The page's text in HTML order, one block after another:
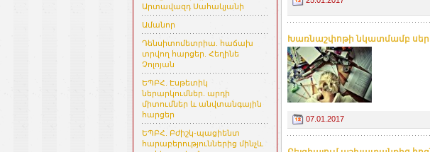
Արտավազդ Սահակյանի
Ամանոր
Դենսիտոմետրիա. հաճախ
տրվող հարցեր. Հեղինե
Չոլոյան
ԵՊԲՀ. Էսթետիկ
ներարկումներ. արդի
միտումներ և անվտանգային
հարցեր
ԵՊԲՀ. Բժիշկ-պացիենտ
հարաբերություններից մինչև
Խառնաշփոթի նկատմամբ սերը
07.01.2017